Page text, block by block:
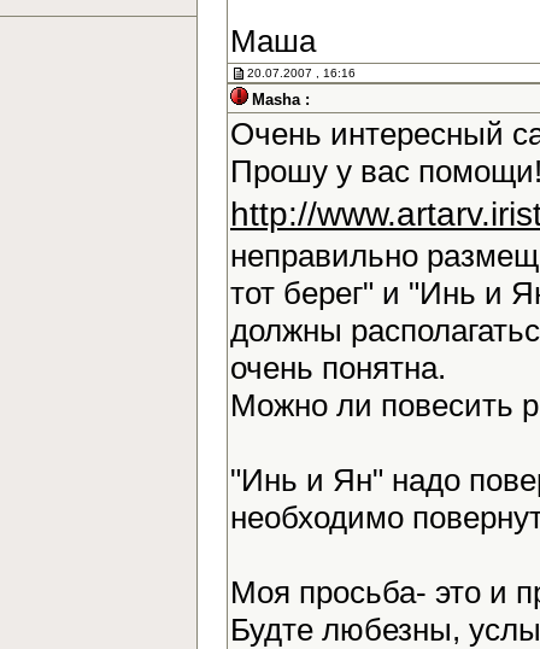
Маша
20.07.2007 , 16:16
Masha :
Очень интересный
Прошу у вас
http://
неправильно
тот берег" и "Инь и
должны
очень понятна.
Можно ли повесить
"Инь и Ян" надо
необходимо
Моя просьба- это и
Будте любезны,